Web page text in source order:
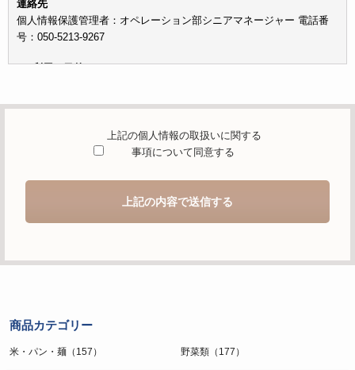
連絡先
個人情報保護管理者：オペレーション部シニアマネージャー 電話番
号：050-5213-9267
c）利用の目的
を適切に受け付け、当社が提供するサービスに関する情報を電子メー
d）個人情報を第三者に提供することが予定される場合の事項
情報を第三者に提供することはありません。
す。
的の通知・開示・内容の訂正・追加または削除・利用の停止・消去お
よび第三者への提供の停止（「開示等」といいます。）に応じます。
上記の個人情報の取扱いに関する
事項について同意する
上記の内容で送信する
商品カテゴリー
米・パン・麺（157） 野菜類（177）